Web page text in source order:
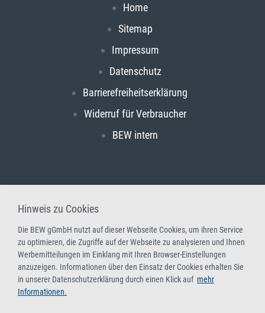
Home
Sitemap
Impressum
Datenschutz
Barrierefreiheitserklärung
Widerruf für Verbraucher
BEW intern
Hinweis zu Cookies
Die BEW gGmbH nutzt auf dieser Webseite Cookies, um ihren Service
zu optimieren, die Zugriffe auf der Webseite zu analysieren und Ihnen
Werbemitteilungen im Einklang mit Ihren Browser-Einstellungen
anzuzeigen. Informationen über den Einsatz der Cookies erhalten Sie
in unserer Datenschutzerklärung durch einen Klick auf mehr
Informationen.